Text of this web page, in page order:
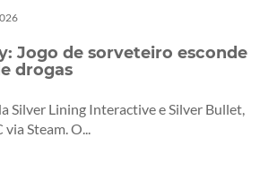
Jogo de sorveteiro esconde
drogas
Silver Lining Interactive e Silver Bullet,
via Steam. O...